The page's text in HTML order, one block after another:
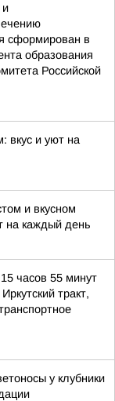
и
сформирован в
образования
Российской
вкус и уют на
и вкусном
на каждый день
часов 55 минут
тракт,
у клубники